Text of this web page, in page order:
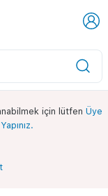
için lütfen Üye